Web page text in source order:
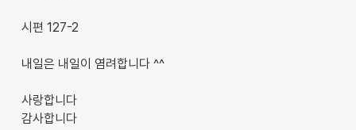
시편 127-2
내일은 내일이 염려합니다 ^^
사랑합니다
감사합니다